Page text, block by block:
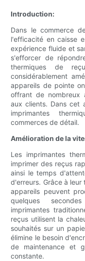
Introduction:
Dans le commerce
l'efficacité en caisse
expérience fluide et
s'efforcer de
thermiques de
considérablement
appareils de pointe
offrant de nombreux
aux clients. Dans cet
imprimantes
commerces de détail.
Amélioration de la
Les imprimantes
imprimer des reçus
ainsi le temps
d'erreurs. Grâce à
appareils peuvent
quelques
imprimantes
reçus utilisent la
souhaités sur un
élimine le besoin
de maintenance et
constante.